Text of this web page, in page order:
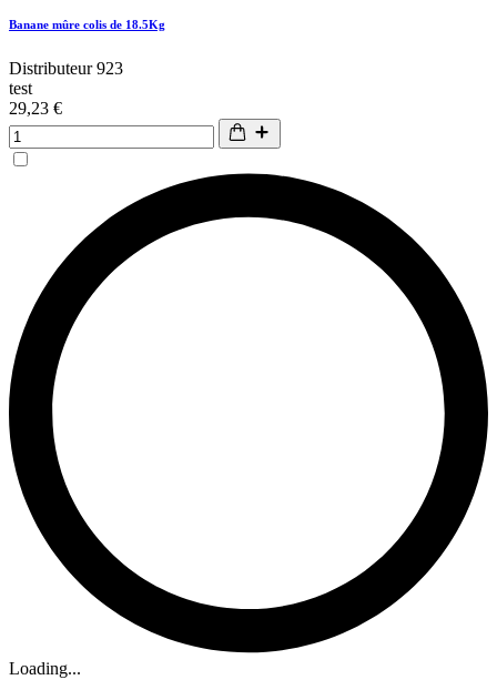
Banane mûre colis de 18.5Kg
Distributeur 923
test
29,23 €
Loading...